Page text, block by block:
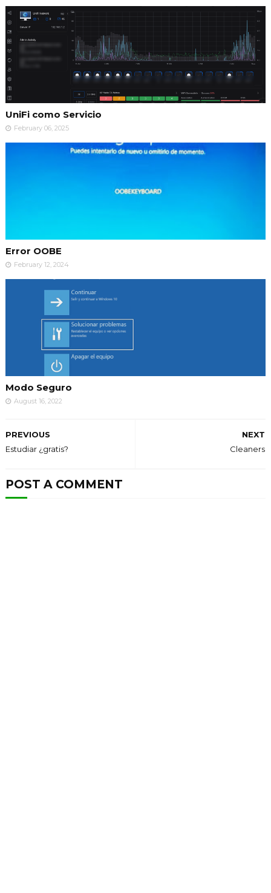
UniFi como Servicio
February 06, 2025
Error OOBE
February 12, 2024
Modo Seguro
August 16, 2022
NEXT
Cleaners
PREVIOUS
Estudiar ¿gratis?
POST A COMMENT